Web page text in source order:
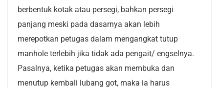
berbentuk kotak atau persegi, bahkan persegi
panjang meski pada dasarnya akan lebih
merepotkan petugas dalam mengangkat tutup
manhole terlebih jika tidak ada pengait/ engselnya.
Pasalnya, ketika petugas akan membuka dan
menutup kembali lubang got, maka ia harus